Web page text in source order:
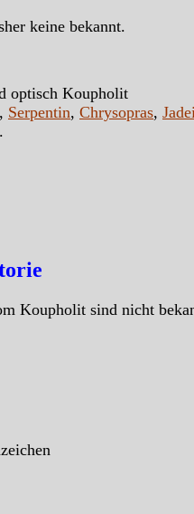
keine bekannt.
optisch Koupholit
, Serpentin, Chrysopras,
Koupholit sind nicht